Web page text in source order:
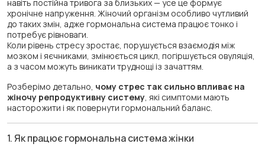
навіть постійна тривога за близьких — усе це формує
хронічне напруження. Жіночий організм особливо чутливий
до таких змін, адже гормональна система працює тонко і
потребує рівноваги.
Коли рівень стресу зростає, порушується взаємодія між
мозком і яєчниками, змінюється цикл, погіршується овуляція,
а з часом можуть виникати труднощі із зачаттям.
Розберімо детально, чому стрес так сильно впливає на
жіночу репродуктивну систему , які симптоми мають
насторожити і як повернути гормональний баланс.
1. Як працює гормональна система жінки